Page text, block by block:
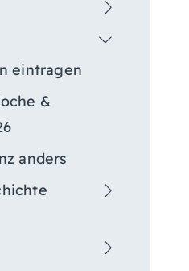
eintragen
&
anders